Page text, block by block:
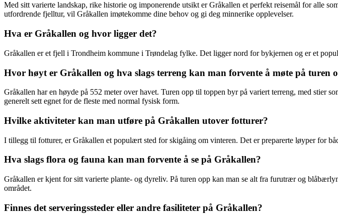
Med sitt varierte landskap, rike historie og imponerende utsikt er Gråkallen et perfekt reisemål for alle
utfordrende fjelltur, vil Gråkallen imøtekomme dine behov og gi deg minnerike opplevelser.
Hva er Gråkallen og hvor ligger det?
Gråkallen er et fjell i Trondheim kommune i Trøndelag fylke. Det ligger nord for bykjernen og er et
Hvor høyt er Gråkallen og hva slags terreng kan man forvente å møte på turen
Gråkallen har en høyde på 552 meter over havet. Turen opp til toppen byr på variert terreng, med stier
generelt sett egnet for de fleste med normal fysisk form.
Hvilke aktiviteter kan man utføre på Gråkallen utover fotturer?
I tillegg til fotturer, er Gråkallen et populært sted for skigåing om vinteren. Det er preparerte løyper for
Hva slags flora og fauna kan man forvente å se på Gråkallen?
Gråkallen er kjent for sitt varierte plante- og dyreliv. På turen opp kan man se alt fra furutrær og
området.
Finnes det serveringssteder eller andre fasiliteter på Gråkallen?